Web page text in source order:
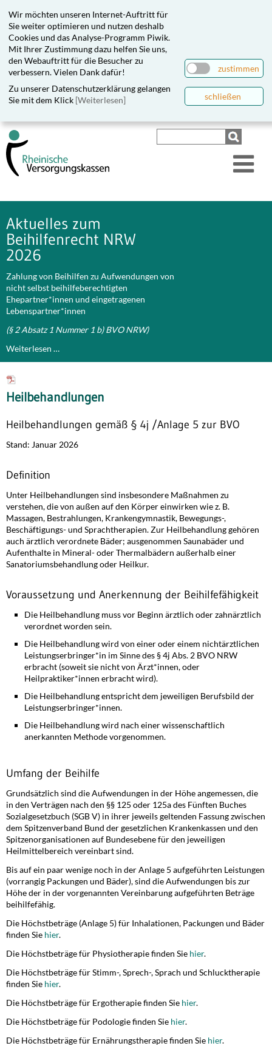
Wir möchten unseren Internet-Auftritt für
Sie weiter optimieren und nutzen deshalb
Cookies und das Analyse-Programm Piwik.
Mit Ihrer Zustimmung dazu helfen Sie uns,
den Webauftritt für die Besucher zu
verbessern. Vielen Dank dafür!
zustimmen
Zu unserer Datenschutzerklärung gelangen
Sie mit dem Klick [Weiterlesen] schließen
Aktuelles zum
Beihilfenrecht NRW
2026
Zahlung von Beihilfen zu Aufwendungen von
nicht selbst beihilfeberechtigten
Ehepartner*innen und eingetragenen
Lebenspartner*innen
(§ 2 Absatz 1 Nummer 1 b) BVO NRW)
Weiterlesen …
Heilbehandlungen
Heilbehandlungen gemäß § 4j /Anlage 5 zur BVO
Stand: Januar 2026
Definition
Unter Heilbehandlungen sind insbesondere Maßnahmen zu
verstehen, die von außen auf den Körper einwirken wie z. B.
Massagen, Bestrahlungen, Krankengymnastik, Bewegungs-,
Beschäftigungs- und Sprachtherapien. Zur Heilbehandlung gehören
auch ärztlich verordnete Bäder; ausgenommen Saunabäder und
Aufenthalte in Mineral- oder Thermalbädern außerhalb einer
Sanatoriumsbehandlung oder Heilkur.
Voraussetzung und Anerkennung der Beihilfefähigkeit
Die Heilbehandlung muss vor Beginn ärztlich oder zahnärztlich
verordnet worden sein.
Die Heilbehandlung wird von einer oder einem nichtärztlichen
Leistungserbringer*in im Sinne des § 4j Abs. 2 BVO NRW
erbracht (soweit sie nicht von Ärzt*innen, oder
Heilpraktiker*innen erbracht wird).
Die Heilbehandlung entspricht dem jeweiligen Berufsbild der
Leistungserbringer*innen.
Die Heilbehandlung wird nach einer wissenschaftlich
anerkannten Methode vorgenommen.
Umfang der Beihilfe
Grundsätzlich sind die Aufwendungen in der Höhe angemessen, die
in den Verträgen nach den §§ 125 oder 125a des Fünften Buches
Sozialgesetzbuch (SGB V) in ihrer jeweils geltenden Fassung zwischen
dem Spitzenverband Bund der gesetzlichen Krankenkassen und den
Spitzenorganisationen auf Bundesebene für den jeweiligen
Heilmittelbereich vereinbart sind.
Bis auf ein paar wenige noch in der Anlage 5 aufgeführten Leistungen
(vorrangig Packungen und Bäder), sind die Aufwendungen bis zur
Höhe der in der vorgenannten Vereinbarung aufgeführten Beträge
beihilfefähig.
Die Höchstbeträge (Anlage 5) für Inhalationen, Packungen und Bäder
finden Sie hier.
Die Höchstbeträge für Physiotherapie finden Sie hier.
Die Höchstbeträge für Stimm-, Sprech-, Sprach und Schlucktherapie
finden Sie hier.
Die Höchstbeträge für Ergotherapie finden Sie hier.
Die Höchstbeträge für Podologie finden Sie hier.
Die Höchstbeträge für Ernährungstherapie finden Sie hier.